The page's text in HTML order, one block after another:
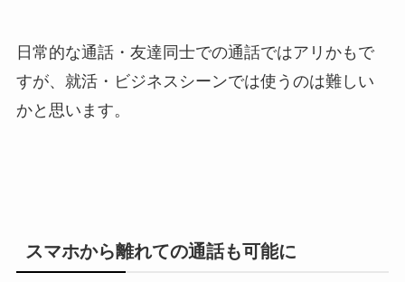
日常的な通話・友達同士での通話ではアリかもで
すが、就活・ビジネスシーンでは使うのは難しい
かと思います。
スマホから離れての通話も可能に